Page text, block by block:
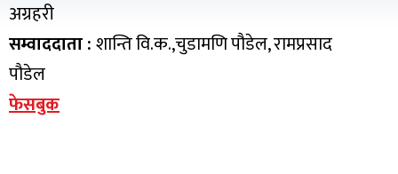
अग्रहरी
सम्वाददाता :शान्ति वि.क.,चुडामणि पौडेल, रामप्रसाद
पौडेल
फेसबुक